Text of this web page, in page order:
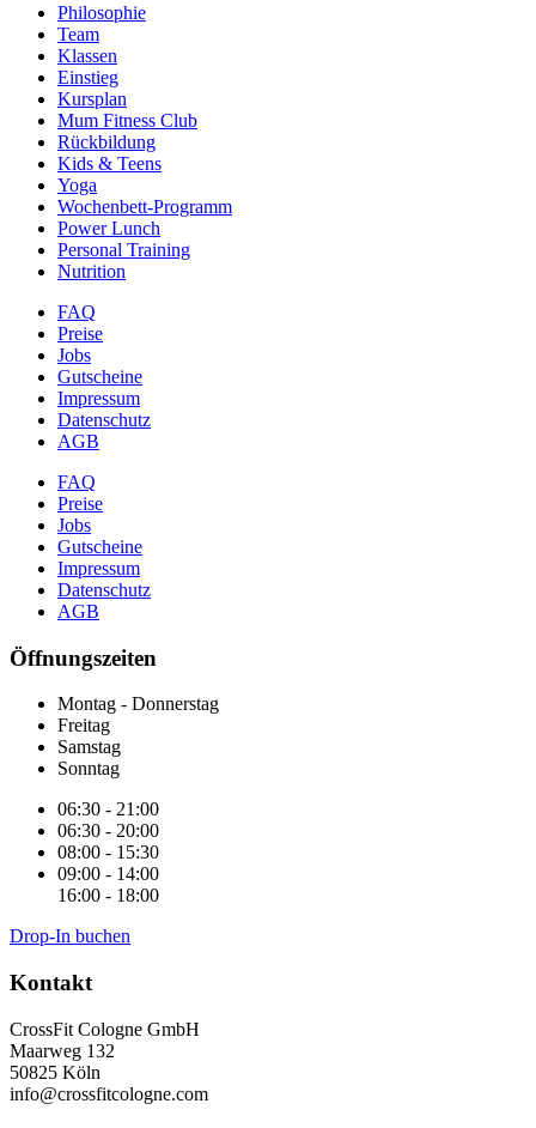
Philosophie
Team
Klassen
Einstieg
Kursplan
Mum Fitness Club
Rückbildung
Kids & Teens
Yoga
Wochenbett-Programm
Power Lunch
Personal Training
Nutrition
FAQ
Preise
Jobs
Gutscheine
Impressum
Datenschutz
AGB
FAQ
Preise
Jobs
Gutscheine
Impressum
Datenschutz
AGB
Öffnungszeiten
Montag - Donnerstag
Freitag
Samstag
Sonntag
06:30 - 21:00
06:30 - 20:00
08:00 - 15:30
09:00 - 14:00
16:00 - 18:00
Drop-In buchen
Kontakt
CrossFit Cologne GmbH
Maarweg 132
50825 Köln
info@crossfitcologne.com